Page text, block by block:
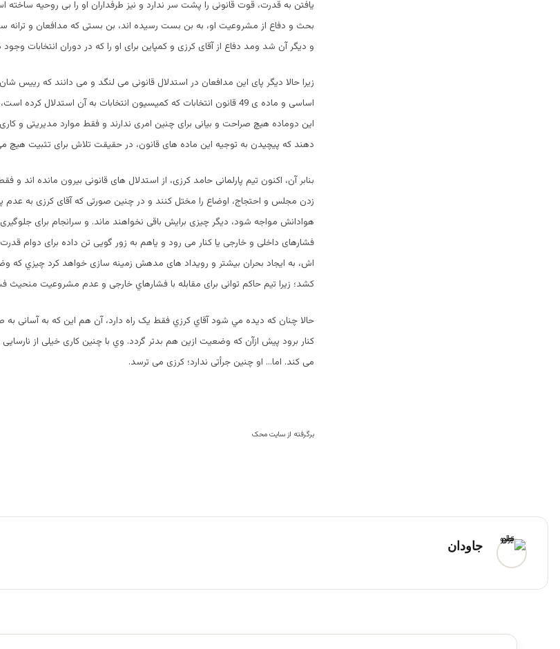
یافتن به قدرت، قوت قانونی را پشت سر ندارد و نيز طرفداران او را بی روحیه ساخته
بحث و دفاع از مشروعیت او، به بن بست رسیده اند، بن بستی که مدافعان و ترانه
و دیگر آن شد ومد دفاع از آقای کرزی و کمپاین برای او را که در دوران انتخابات
اساسی و ماده ی 49 قانون انتخابات که کمیسیون انتخابات به آن استدلال
این دوماده هیچ صراحت و بیانی برای چنین امری ندارند و فقط موارد مدیريتی و
دهند که پیچیدن به توجیه این ماده های قانون، در حقیقت تلاش برای تثبیت هیچ
بنابر آن، اکنون تیم پارلمانی حامد کرزی، از استدلال های قانونی بيرون مانده اند و
زدن مجلس و احتجاج، اوضاع را مختل کنند و در چنین صورتی که آقای کرزی به عدم
هوادانش مواجه شود، دیگر چیزی برایش باقی نخواهند ماند. و سرانجام برای جلوگیری
فشارهای داخلی و خارجی یا کنار می رود و یاهم به زور گویی تن داده برای دوام
اش، به ایجاد بحران بیشتر و رویداد های مدهش زمینه سازی خواهد کرد چيزي كه
کشد؛ زیرا تيم حاكم توانی برای مقابله با فشارهاي خارجی و عدم مشروعیت منحیث
حالا چنان كه ديده مي شود آقاي كرزي فقط یک راه دارد، آن هم این که به آسانی
کنار برود پیش ازآن که وضعیت ازین هم بدتر گردد. وي با چنین کاری خیلی از
می کند. اما… او چنین جرأتی ندارد؛ کرزی می ترسد.
برگرفته از سایت محک
جاودان